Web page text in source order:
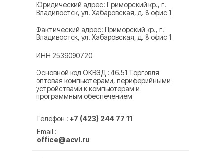
Email :
office@acvl.ru
Телефон : +7 (423) 244 77 11
Основной код ОКВЭД : 46.51 Торговля
оптовая компьютерами, периферийными
устройствами к компьютерам и
программным обеспечением
ИНН 2539090720
Фактический адрес: Приморский кр., г.
Владивосток, ул. Хабаровская, д. 8 офис 1
Юридический адрес: Приморский кр., г.
Владивосток, ул. Хабаровская, д. 8 офис 1